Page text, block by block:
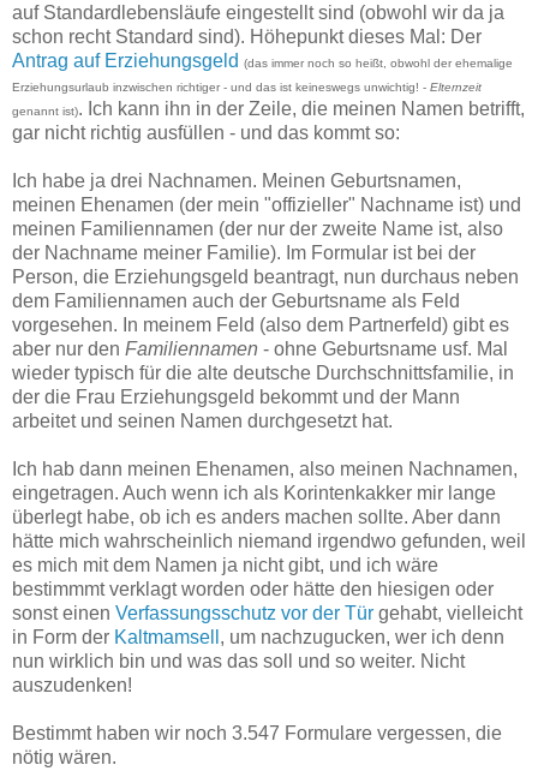
auf Standardlebensläufe eingestellt sind (obwohl wir da ja
schon recht Standard sind). Höhepunkt dieses Mal: Der
Antrag auf Erziehungsgeld (das immer noch so heißt, obwohl der ehemalige
Erziehungsurlaub inzwischen richtiger - und das ist keineswegs unwichtig! - Elternzeit
genannt ist). Ich kann ihn in der Zeile, die meinen Namen betrifft,
gar nicht richtig ausfüllen - und das kommt so:
Ich habe ja drei Nachnamen. Meinen Geburtsnamen,
meinen Ehenamen (der mein "offizieller" Nachname ist) und
meinen Familiennamen (der nur der zweite Name ist, also
der Nachname meiner Familie). Im Formular ist bei der
Person, die Erziehungsgeld beantragt, nun durchaus neben
dem Familiennamen auch der Geburtsname als Feld
vorgesehen. In meinem Feld (also dem Partnerfeld) gibt es
aber nur den Familiennamen - ohne Geburtsname usf. Mal
wieder typisch für die alte deutsche Durchschnittsfamilie, in
der die Frau Erziehungsgeld bekommt und der Mann
arbeitet und seinen Namen durchgesetzt hat.
Ich hab dann meinen Ehenamen, also meinen Nachnamen,
eingetragen. Auch wenn ich als Korintenkakker mir lange
überlegt habe, ob ich es anders machen sollte. Aber dann
hätte mich wahrscheinlich niemand irgendwo gefunden, weil
es mich mit dem Namen ja nicht gibt, und ich wäre
bestimmmt verklagt worden oder hätte den hiesigen oder
sonst einen Verfassungsschutz vor der Tür gehabt, vielleicht
in Form der Kaltmamsell , um nachzugucken, wer ich denn
nun wirklich bin und was das soll und so weiter. Nicht
auszudenken!
Bestimmt haben wir noch 3.547 Formulare vergessen, die
nötig wären.